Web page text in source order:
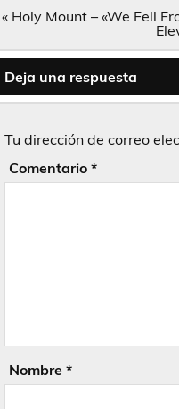
Navegación
« Holy Mount – «We Fell
Deja una respuesta
Tu dirección de correo
Comentario *
Nombre *